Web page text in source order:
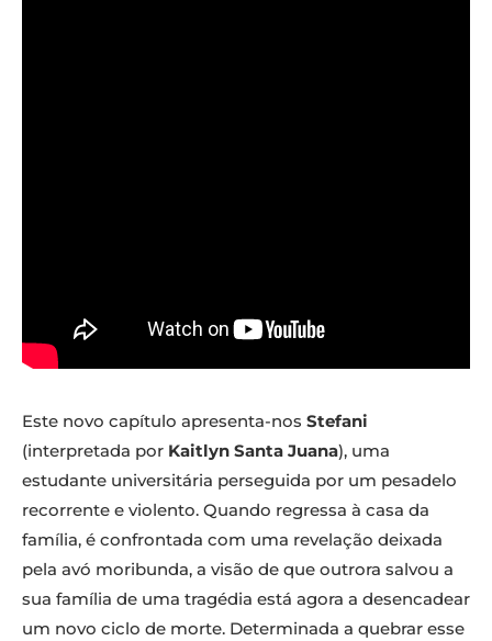
Este novo capítulo apresenta-nos Stefani
(interpretada por Kaitlyn Santa Juana), uma
estudante universitária perseguida por um pesadelo
recorrente e violento. Quando regressa à casa da
família, é confrontada com uma revelação deixada
pela avó moribunda, a visão de que outrora salvou a
sua família de uma tragédia está agora a desencadear
um novo ciclo de morte. Determinada a quebrar esse